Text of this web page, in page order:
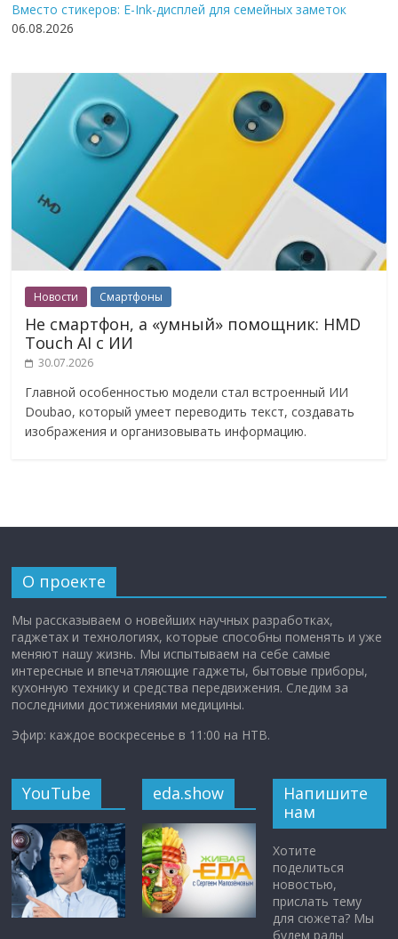
Вместо стикеров: E-Ink-дисплей для семейных заметок
06.08.2026
Новости Смартфоны
Не смартфон, а «умный» помощник: HMD
Touch AI с ИИ
30.07.2026
Главной особенностью модели стал встроенный ИИ
Doubao, который умеет переводить текст, создавать
изображения и организовывать информацию.
О проекте
Мы рассказываем о новейших научных разработках,
гаджетах и технологиях, которые способны поменять и уже
меняют нашу жизнь. Мы испытываем на себе самые
интересные и впечатляющие гаджеты, бытовые приборы,
кухонную технику и средства передвижения. Следим за
последними достижениями медицины.
Эфир: каждое воскресенье в 11:00 на НТВ.
YouTube eda.show
Напишите
нам
Хотите
поделиться
новостью,
прислать тему
для сюжета? Мы
будем рады